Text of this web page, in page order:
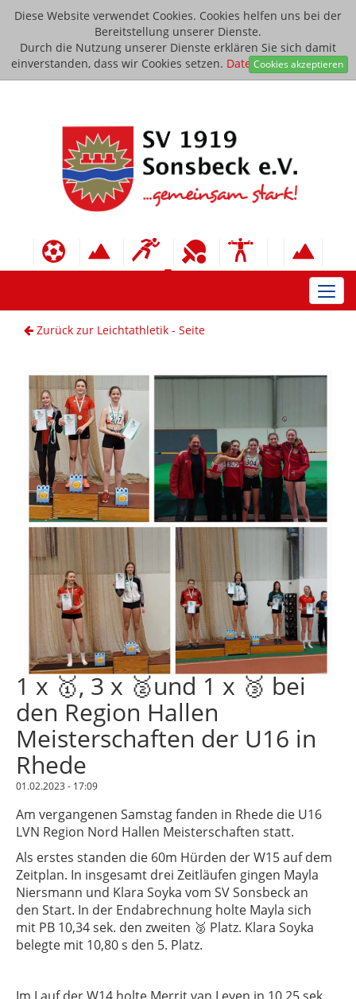
Diese Website verwendet Cookies. Cookies helfen uns bei der
Bereitstellung unserer Dienste.
Durch die Nutzung unserer Dienste erklären Sie sich damit
einverstanden, dass wir Cookies setzen. Datenschutzerklärung
Cookies akzeptieren
Zurück zur Leichtathletik - Seite
1 x 🥇, 3 x 🥈und 1 x 🥉 bei
den Region Hallen
Meisterschaften der U16 in
Rhede
01.02.2023 - 17:09
Am vergangenen Samstag fanden in Rhede die U16
LVN Region Nord Hallen Meisterschaften statt.
Als erstes standen die 60m Hürden der W15 auf dem
Zeitplan. In insgesamt drei Zeitläufen gingen Mayla
Niersmann und Klara Soyka vom SV Sonsbeck an
den Start. In der Endabrechnung holte Mayla sich
mit PB 10,34 sek. den zweiten 🥈 Platz. Klara Soyka
belegte mit 10,80 s den 5. Platz.